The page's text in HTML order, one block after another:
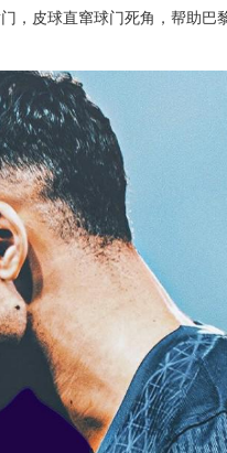
，皮球直窜球门死角，帮助巴